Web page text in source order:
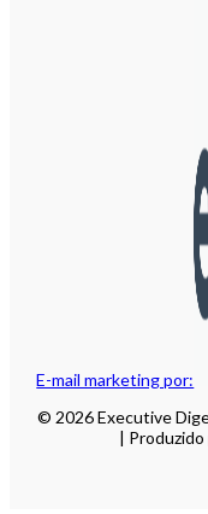
E-mail marketing por:
© 2026 Executive
|